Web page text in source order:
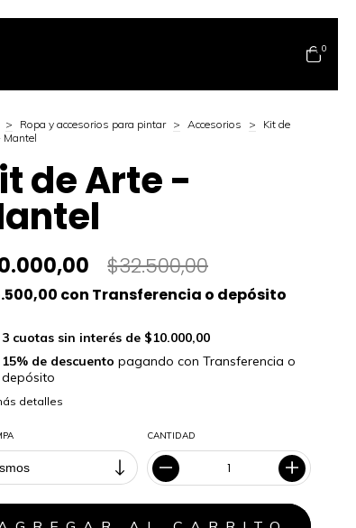
0
> Ropa y accesorios para pintar > Accesorios >
Kit de
Mantel
de Arte -
$32.500,00
con Transferencia o depósito
3 cuotas sin interés de $10.000,00
15% de descuento pagando con Transferencia o
depósito
detalles
CANTIDAD